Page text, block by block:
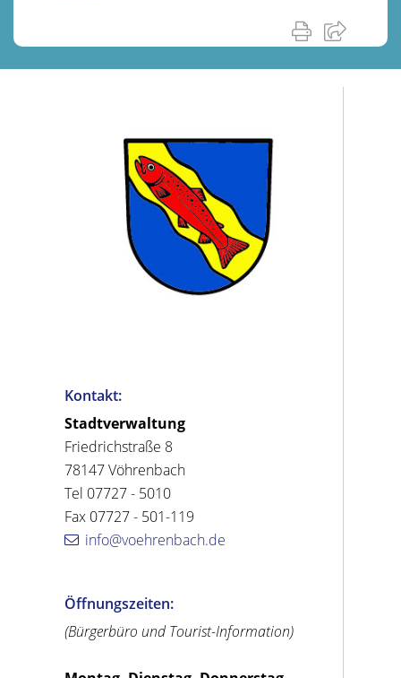
Kontakt:
Stadtverwaltung
Friedrichstraße 8
78147 Vöhrenbach
Tel 07727 - 5010
Fax 07727 - 501-119
info@voehrenbach.de
Öffnungszeiten:
(Bürgerbüro und Tourist-Information)